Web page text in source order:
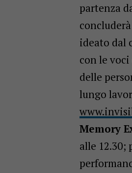
partenza
ideato dal
con le
delle
lungo
Memory
alle 12.30;